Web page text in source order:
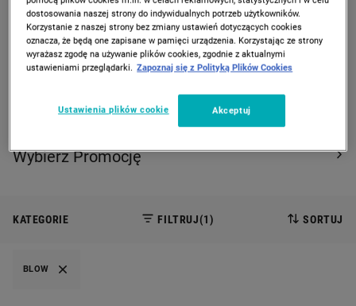
CAROUSEL NAVIGATION
PREVIOUS SLIDE
Strona Główna Promocje
PROMOCJE
Wybierz Promocję
BLOW
KATEGORIE FILTRUJ(1) SORTUJ
dostosowania naszej strony do indywidualnych potrzeb użytkowników.
Korzystanie z naszej strony bez zmiany ustawień dotyczących cookies
oznacza, że będą one zapisane w pamięci urządzenia. Korzystając ze strony
wyrażasz zgodę na używanie plików cookies, zgodnie z aktualnymi
ustawieniami przeglądarki. Zapoznaj się z Polityką Plików Cookies
Ustawienia plików cookie Akceptuj